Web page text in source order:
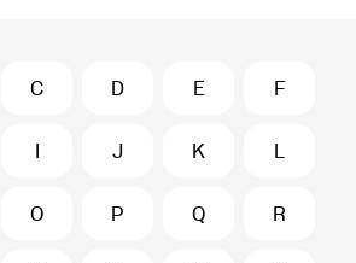
C D E F
I J K L
O P Q R